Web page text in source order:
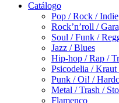
Catálogo
Pop / Rock / Indie
Rock’n’roll /
Soul / Funk /
Jazz / Blues
Hip-hop / Rap /
Psicodelia /
Punk / Oi! /
Metal / Trash /
Flamenco